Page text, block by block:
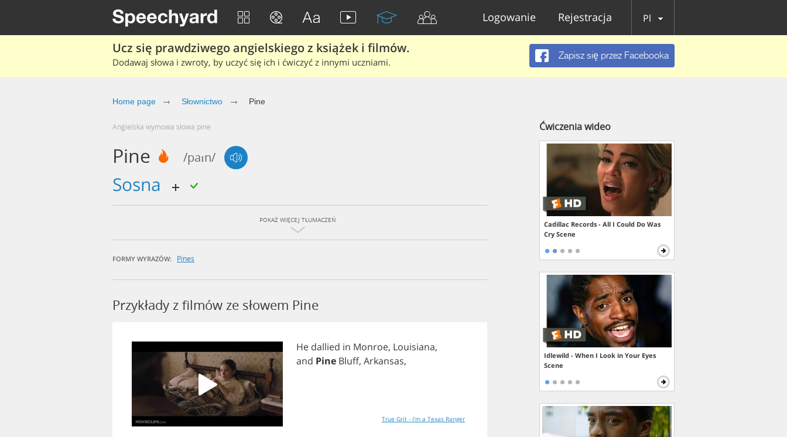
Logowanie Rejestracja Pl
Ucz się prawdziwego angielskiego z książek i filmów.
Dodawaj słowa i zwroty, by uczyć się ich i ćwiczyć z innymi uczniami.
Zapisz się przez Facebooka
Home page Słownictwo Pine
Angielska wymowa słowa pine
Pine /paɪn/
sosna
POKAŻ WIĘCEJ TŁUMACZEŃ
FORMY WYRAZÓW: Pines
Przykłady z filmów ze słowem Pine
He dallied in Monroe, Louisiana,
and Pine Bluff, Arkansas,
True Grit - I'm a Texas Ranger
Ćwiczenia wideo
Cadillac Records - All I Could Do Was
Cry Scene
Idlewild - When I Look in Your Eyes
Scene